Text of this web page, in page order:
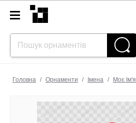
Головна / Орнаменти / Імена / Моє Ім'я